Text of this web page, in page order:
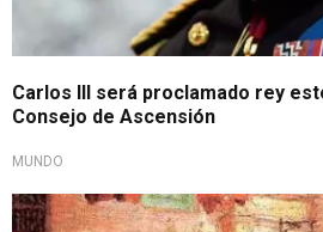
Carlos III será proclamado rey
Consejo de Ascensión
MUNDO